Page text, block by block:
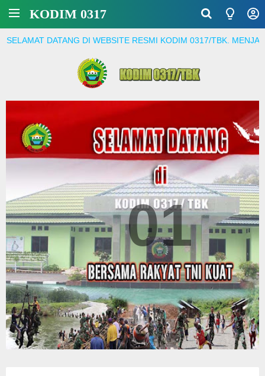
KODIM 0317
DI WEBSITE RESMI KODIM 0317/TBK. MENJADI PRAJURIT
01